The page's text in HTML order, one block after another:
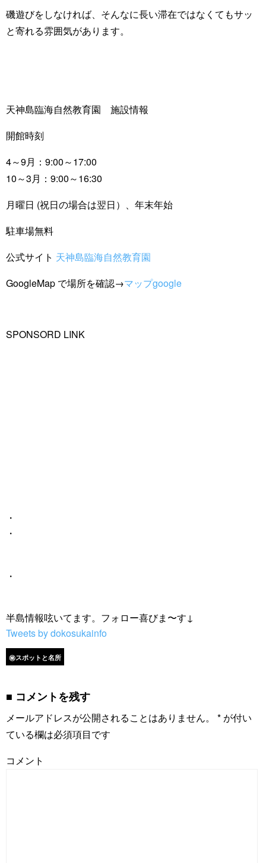
磯遊びをしなければ、そんなに長い滞在ではなくてもサッ
と寄れる雰囲気があります。
天神島臨海自然教育園 施設情報
開館時刻
4～9月：9:00～17:00
10～3月：9:00～16:30
月曜日 (祝日の場合は翌日）、年末年始
駐車場無料
公式サイト 天神島臨海自然教育園
GoogleMap で場所を確認→マップgoogle
SPONSORD LINK
・
・
・
半島情報呟いてます。フォロー喜びま〜す↓
Tweets by dokosukainfo
㊙スポットと名所
コメントを残す
メールアドレスが公開されることはありません。 * が付い
ている欄は必須項目です
コメント